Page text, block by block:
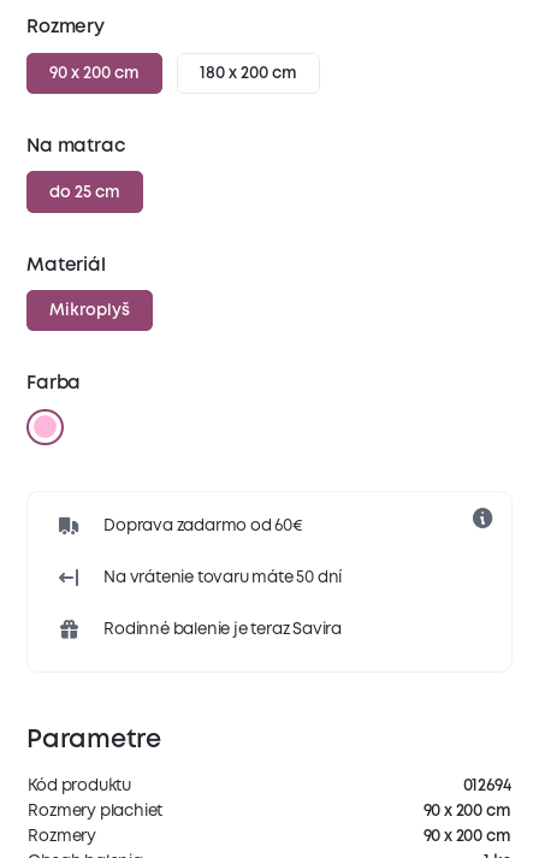
Rozmery
90 x 200 cm 180 x 200 cm
Na matrac
do 25 cm
Materiál
Mikroplyš
Farba
Doprava zadarmo od 60€
Na vrátenie tovaru máte 50 dní
Rodinné balenie je teraz Savira
Parametre
Kód produktu
012694
Rozmery plachiet
90 x 200 cm
Rozmery
90 x 200 cm